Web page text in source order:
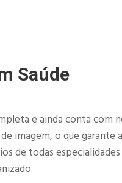
Saúde
e ainda conta com
imagem, o que garante
de todas